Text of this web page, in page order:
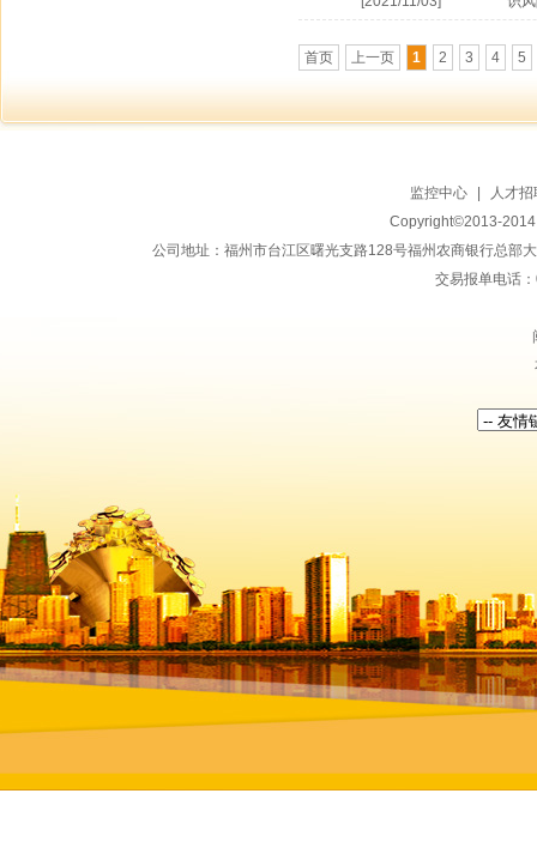
首页 上一页 1 2 3 4 5
监控中心
人才招
Copyright©2013-
公司地址：福州市台江区曙光支路128号福州农商银行总
交易报单电话